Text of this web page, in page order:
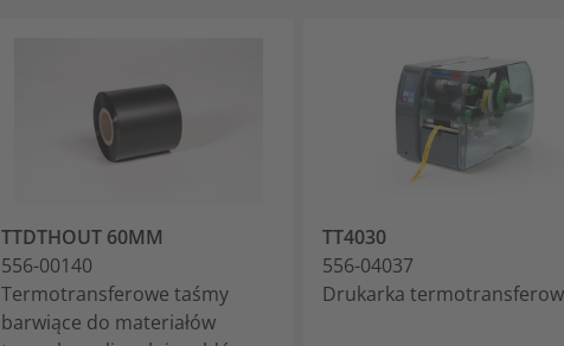
TTDTHOUT 60MM
556-00140
Termotransferowe taśmy
barwiące do materiałów
TT4030
556-04037
Drukarka